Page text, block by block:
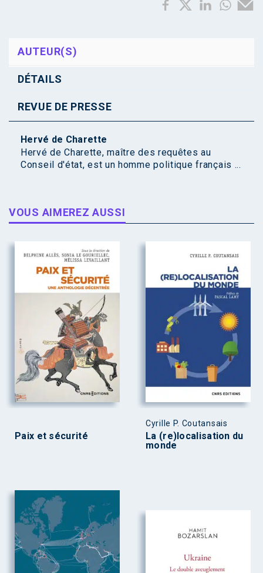
AUTEUR(S)
DÉTAILS
REVUE DE PRESSE
Hervé de Charette
Hervé de Charette, maître des requêtes au
Conseil d'état, est un homme politique français ...
VOUS AIMEREZ AUSSI
Paix et sécurité
Cyrille P. Coutansais
La (re)localisation du
monde